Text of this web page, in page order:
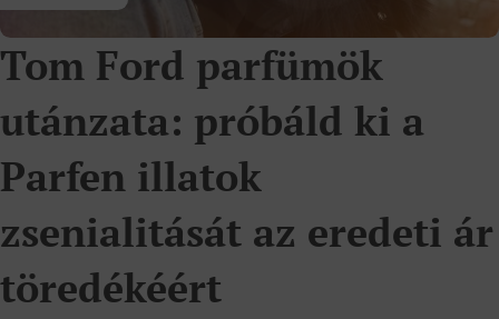
Tom Ford parfümök
utánzata: próbáld ki a
Parfen illatok
zsenialitását az eredeti ár
töredékéért